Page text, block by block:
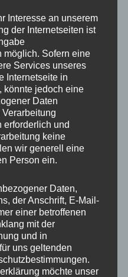
gegossen
mm
Interesse an unserem
der Internetseiten ist
möglich. Sofern eine
Services unseres
Internetseite in
könnte jedoch eine
Daten
erforderlich und
keine
wir generell eine
Person ein.
Daten,
der Anschrift, E-Mail-
einer betroffenen
mit der
und in
uns geltenden
möchte unser